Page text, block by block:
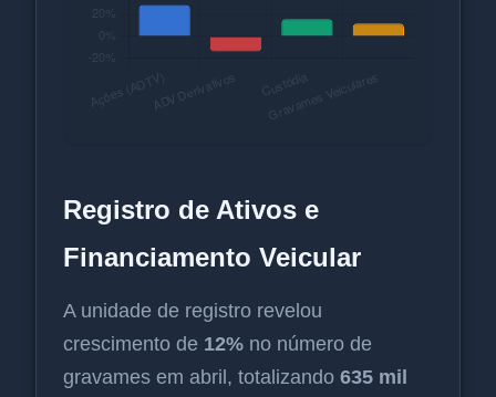
Registro de Ativos e
Financiamento Veicular
A unidade de registro revelou
crescimento de 12% no número de
gravames em abril, totalizando 635 mil